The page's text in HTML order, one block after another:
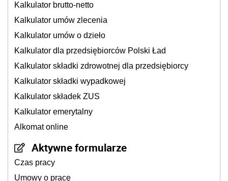
Kalkulator brutto-netto
Kalkulator umów zlecenia
Kalkulator umów o dzieło
Kalkulator dla przedsiębiorców Polski Ład
Kalkulator składki zdrowotnej dla przedsiębiorcy
Kalkulator składki wypadkowej
Kalkulator składek ZUS
Kalkulator emerytalny
Alkomat online
Aktywne formularze
Czas pracy
Umowy o pracę